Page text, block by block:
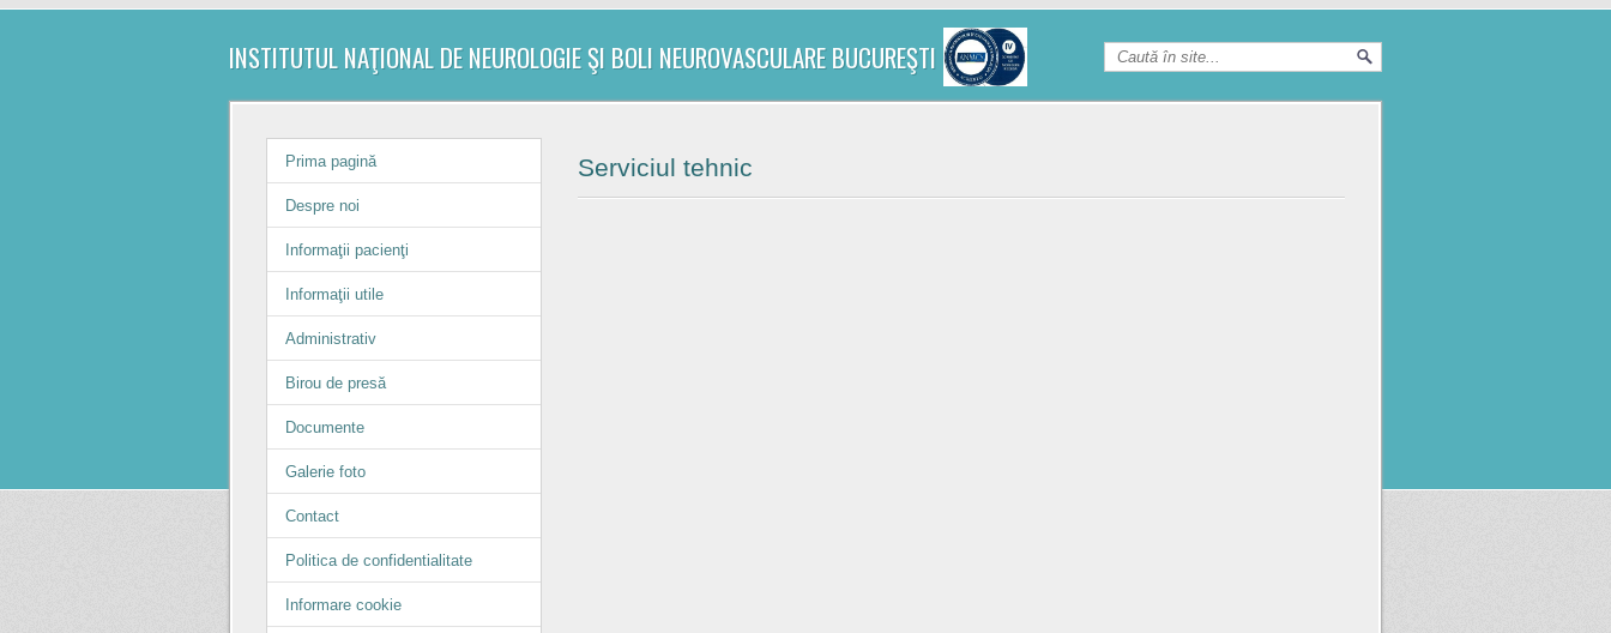
INSTITUTUL NAŢIONAL DE NEUROLOGIE ŞI BOLI NEUROVASCULARE BUCUREŞTI
Prima pagină
Despre noi
Informaţii pacienţi
Informaţii utile
Administrativ
Birou de presă
Documente
Galerie foto
Contact
Politica de confidentialitate
Informare cookie
Serviciul tehnic